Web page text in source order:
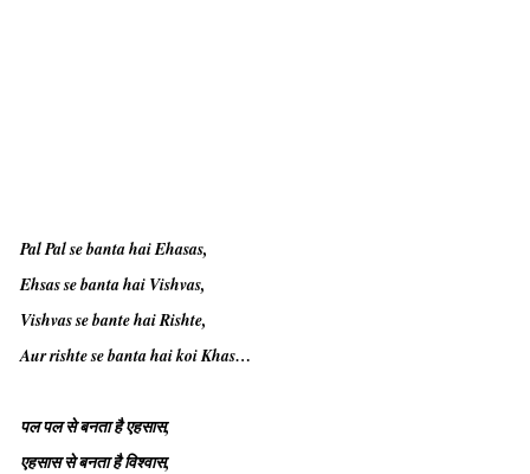
Pal Pal se banta hai Ehasas,
Ehsas se banta hai Vishvas,
Vishvas se bante hai Rishte,
Aur rishte se banta hai koi Khas…
पल पल से बनता है एहसास,
एहसास से बनता है विश्वास,